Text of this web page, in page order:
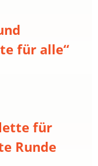
für alle“
für
Runde